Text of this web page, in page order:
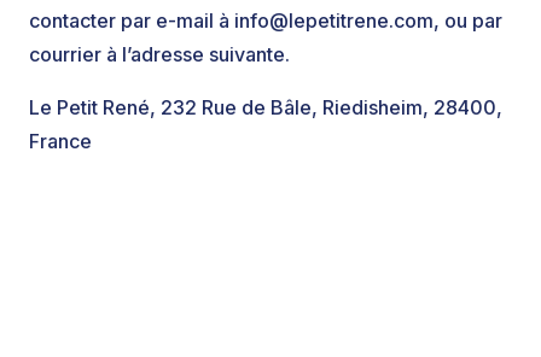
contacter par e-mail à info@lepetitrene.com, ou par
courrier à l’adresse suivante.
Le Petit René, 232 Rue de Bâle, Riedisheim, 28400,
France